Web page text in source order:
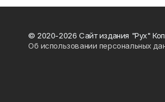
© 2020-2026 Сайт издания "Рух"
Об использовании персональных